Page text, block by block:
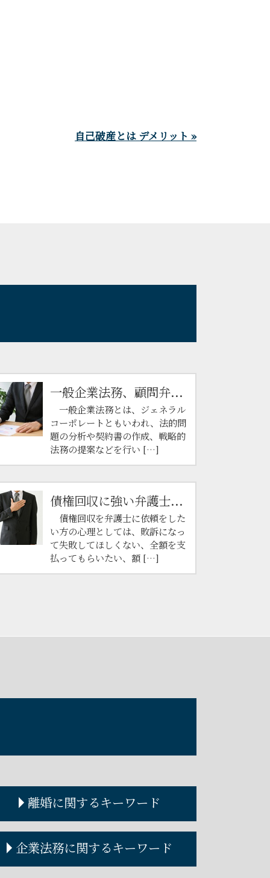
自己破産とは デメリット »
一般企業法務、顧問弁...
一般企業法務とは、ジェネラル
コーポレートともいわれ、法的問
題の分析や契約書の作成、戦略的
法務の提案などを行い […]
債権回収に強い弁護士...
債権回収を弁護士に依頼をした
い方の心理としては、敗訴になっ
て失敗してほしくない、全額を支
払ってもらいたい、額 […]
離婚に関するキーワード
離婚協議
離婚裁判 流れ
企業法務に関するキーワード